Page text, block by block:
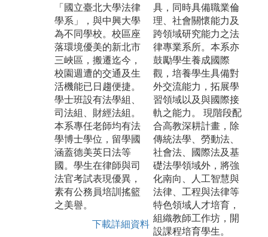
「國立臺北大學法律
學系」，與中興大學
為不同學校。校區座
落環境優美的新北市
三峽區，搬遷迄今，
校園週遭的交通及生
活機能已日趨便捷。
學士班設有法學組、
司法組、財經法組。
本系專任老師均有法
學博士學位，留學國
涵蓋德美英日法等
國。學生在律師與司
法官考試表現優異，
素有公務員培訓搖籃
之美譽。
下載詳細資料
具，同時具備職業倫
理、社會關懷能力及
跨領域研究能力之法
律專業系所。本系亦
鼓勵學生養成國際
觀，培養學生具備對
外交流能力，拓展學
習領域以及與國際接
軌之能力。 現階段配
合高教深耕計畫，除
傳統法學、勞動法、
社會法、國際法及基
礎法學領域外，將強
化南向、人工智慧與
法律、工程與法律等
特色領域人才培育，
組織教師工作坊，開
設課程培育學生。